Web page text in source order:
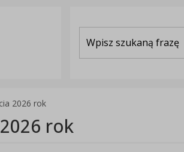
2026 rok
rok